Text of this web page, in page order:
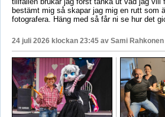
bestämt mig så skapar jag mig en rutt som
fotografera. Häng med så får ni se hur det
24 juli 2026 klockan 23:45 av Sami Rahkonen